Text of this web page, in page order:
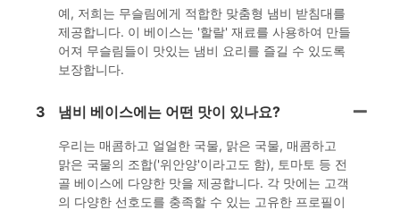
예, 저희는 무슬림에게 적합한 맞춤형 냄비 받침대를
제공합니다. 이 베이스는 '할랄' 재료를 사용하여 만들
어져 무슬림들이 맛있는 냄비 요리를 즐길 수 있도록
보장합니다.
3 냄비 베이스에는 어떤 맛이 있나요?
우리는 매콤하고 얼얼한 국물, 맑은 국물, 매콤하고
맑은 국물의 조합('위안양'이라고도 함), 토마토 등 전
골 베이스에 다양한 맛을 제공합니다. 각 맛에는 고객
의 다양한 선호도를 충족할 수 있는 고유한 프로필이